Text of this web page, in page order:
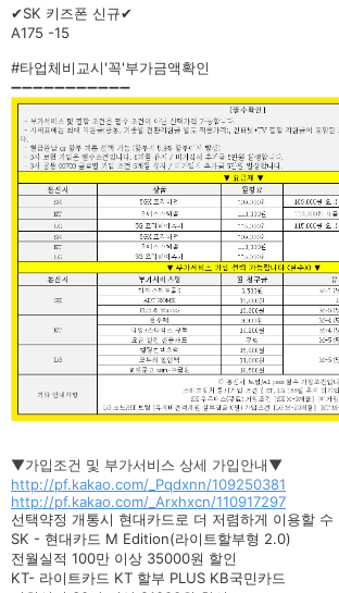
✔SK 키즈폰 신규✔
A175 -15
#타업체비교시'꼭'부가금액확인
➖➖➖➖➖➖➖➖➖➖➖
▼가입조건 및 부가서비스 상세 가입안내▼
http://pf.kakao.com/_Pqdxnn/109250381
http://pf.kakao.com/_Arxhxcn/110917297
선택약정 개통시 현대카드로 더 저렴하게 이용할 수
SK - 현대카드 M Edition(라이트할부형 2.0)
전월실적 100만 이상 35000원 할인
KT- 라이트카드 KT 할부 PLUS KB국민카드